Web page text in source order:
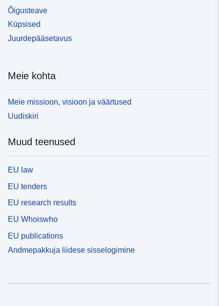
Õigusteave
Küpsised
Juurdepääsetavus
Meie kohta
Meie missioon, visioon ja väärtused
Uudiskiri
Muud teenused
EU law
EU tenders
EU research results
EU Whoiswho
EU publications
Andmepakkuja liidese sisselogimine